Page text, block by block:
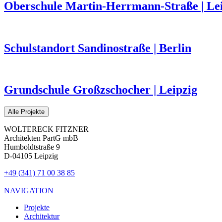
Oberschule Martin-Herrmann-Straße |
Schulstandort Sandinostraße | Berlin
Grundschule Großzschocher | Leipzig
Alle Projekte
WOLTERECK FITZNER
Architekten PartG mbB
Humboldtstraße 9
D-04105 Leipzig
+49 (341) 71 00 38 85
NAVIGATION
Projekte
Architektur